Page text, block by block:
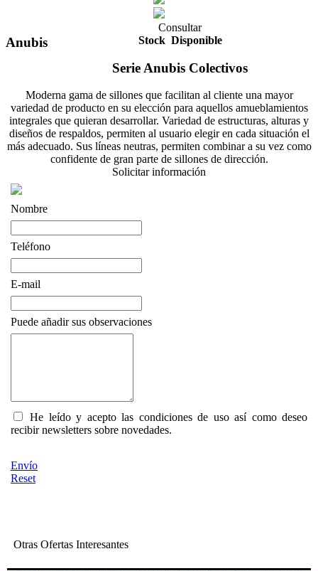
Anubis
Consultar
Stock Disponible
Serie Anubis Colectivos
Moderna gama de sillones que facilitan al cliente una mayor
variedad de producto en su elección para aquellos amueblamientos
integrales que quieran desarrollar. Variedad de estructuras, alturas y
diseños de respaldos, permiten al usuario elegir en cada situación el
más adecuado. Sus líneas neutras, permiten combinar a su vez como
confidente de gran parte de sillones de dirección.
Solicitar información
Nombre
Teléfono
E-mail
Puede añadir sus observaciones
He leído y acepto las condiciones de uso así como deseo
recibir newsletters sobre novedades.
Envío
Reset
Otras Ofertas Interesantes